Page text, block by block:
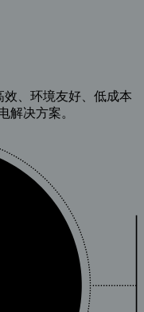
效、环境友好、低成本
解决方案。